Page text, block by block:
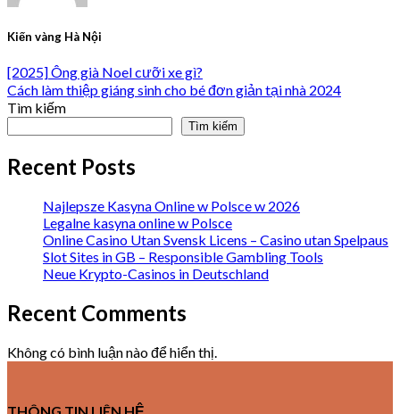
Kiến vàng Hà Nội
[2025] Ông già Noel cưỡi xe gì?
Cách làm thiệp giáng sinh cho bé đơn giản tại nhà 2024
Tìm kiếm
Tìm kiếm
Recent Posts
Najlepsze Kasyna Online w Polsce w 2026
Legalne kasyna online w Polsce
Online Casino Utan Svensk Licens – Casino utan Spelpaus
Slot Sites in GB – Responsible Gambling Tools
Neue Krypto-Casinos in Deutschland
Recent Comments
Không có bình luận nào để hiển thị.